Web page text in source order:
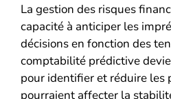
La gestion des risques
capacité à anticiper les
décisions en fonction des
comptabilité prédictive
pour identifier et réduire les
pourraient affecter la